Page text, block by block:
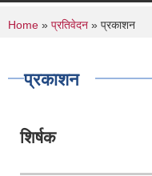
You are here
Home » प्रतिवेदन » प्रकाशन
प्रकाशन
शिर्षक